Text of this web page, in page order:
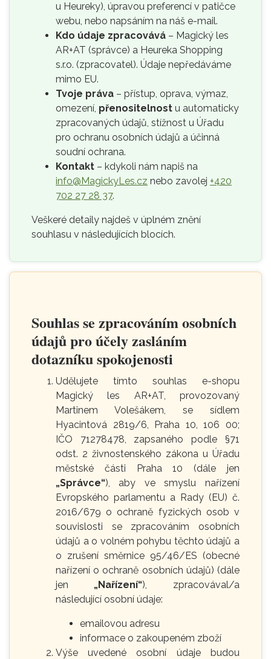
u Heureky), úpravou preferencí v patičce
webu, nebo napsáním na náš e-mail.
Kdo údaje zpracovává – Magický les
AR+AT (správce) a Heureka Shopping
s.r.o. (zpracovatel). Údaje nepředáváme
mimo EU.
Tvoje práva – přístup, oprava, výmaz,
omezení, přenositelnost u automaticky
zpracovaných údajů, stížnost u Úřadu
pro ochranu osobních údajů a účinná
soudní ochrana.
Kontakt – kdykoli nám napiš na
info@MagickyLes.cz nebo zavolej +420
702 27 28 37.
Veškeré detaily najdeš v úplném znění
souhlasu v následujících blocích.
Souhlas se zpracováním osobních
údajů pro účely zasláním
dotazníku spokojenosti
Udělujete tímto souhlas e-shopu
Magický les AR+AT, provozovaný
Martinem Volešákem, se sídlem
Hyacintová 2819/6, Praha 10, 106 00;
IČO 71278478, zapsaného podle §71
odst. 2 živnostenského zákona u Úřadu
městské části Praha 10 (dále jen
„Správce“), aby ve smyslu nařízení
Evropského parlamentu a Rady (EU) č.
2016/679 o ochraně fyzických osob v
souvislosti se zpracováním osobních
údajů a o volném pohybu těchto údajů a
o zrušení směrnice 95/46/ES (obecné
nařízení o ochraně osobních údajů) (dále
jen „Nařízení“), zpracovával/a
následující osobní údaje:
emailovou adresu
informace o zakoupeném zboží
Výše uvedené osobní údaje budou